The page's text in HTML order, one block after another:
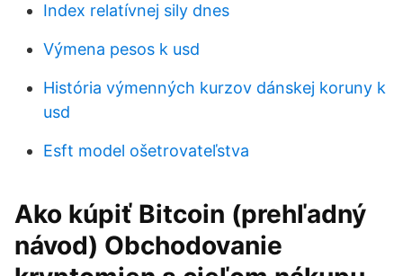
Index relatívnej sily dnes
Výmena pesos k usd
História výmenných kurzov dánskej koruny k
usd
Esft model ošetrovateľstva
Ako kúpiť Bitcoin (prehľadný
návod) Obchodovanie